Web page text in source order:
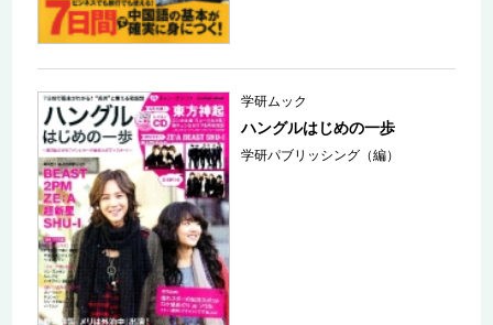
学研ムック
ハングルはじめの一歩
学研パブリッシング（編）